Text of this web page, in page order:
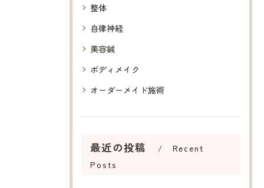
整体
自律神経
美容鍼
ボディメイク
オーダーメイド施術
最近の投稿
Recent
Posts